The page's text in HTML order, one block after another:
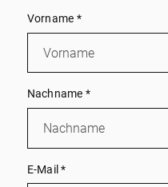
Vorname *
Nachname *
E-Mail*